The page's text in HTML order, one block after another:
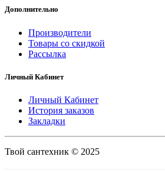
Дополнительно
Производители
Товары со скидкой
Рассылка
Личный Кабинет
Личный Кабинет
История заказов
Закладки
Твой сантехник © 2025